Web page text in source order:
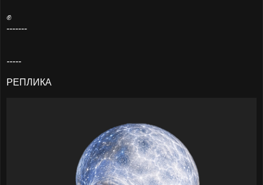
✊
-------
-----
РЕПЛИКА